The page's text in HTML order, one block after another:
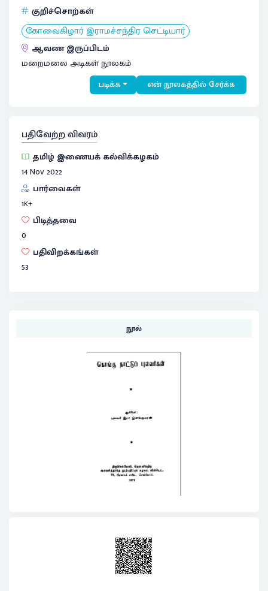
குறிச்சொற்கள்
கோவைகிழார் இராமச்சந்திர செட்டியார்
ஆவண இருப்பிடம்
மறைமலை அடிகள் நூலகம்
படிக்க என் நூலகத்தில் சேர்க்க
பதிவேற்ற விவரம்
தமிழ் இணையக் கல்விக்கழகம்
14 Nov 2022
பார்வைகள்
1K+
பிடித்தவை
0
பதிவிறக்கங்கள்
53
நூல்